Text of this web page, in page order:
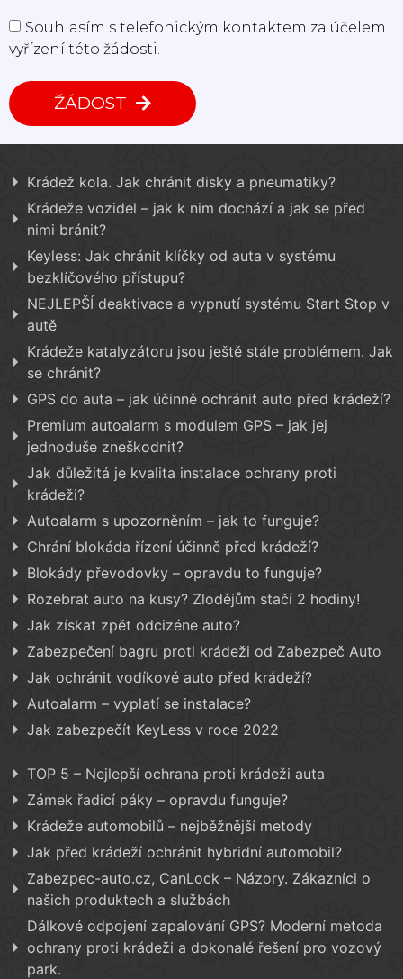
Souhlasím s telefonickým kontaktem za účelem
vyřízení této žádosti.
ŽÁDOST
Krádež kola. Jak chránit disky a pneumatiky?
Krádeže vozidel – jak k nim dochází a jak se před
nimi bránit?
Keyless: Jak chránit klíčky od auta v systému
bezklíčového přístupu?
NEJLEPŠÍ deaktivace a vypnutí systému Start Stop v
autě
Krádeže katalyzátoru jsou ještě stále problémem. Jak
se chránit?
GPS do auta – jak účinně ochránit auto před krádeží?
Premium autoalarm s modulem GPS – jak jej
jednoduše zneškodnit?
Jak důležitá je kvalita instalace ochrany proti
krádeži?
Autoalarm s upozorněním – jak to funguje?
Chrání blokáda řízení účinně před krádeží?
Blokády převodovky – opravdu to funguje?
Rozebrat auto na kusy? Zlodějům stačí 2 hodiny!
Jak získat zpět odcizéne auto?
Zabezpečení bagru proti krádeži od Zabezpeč Auto
Jak ochránit vodíkové auto před krádeží?
Autoalarm – vyplatí se instalace?
Jak zabezpečít KeyLess v roce 2022
TOP 5 – Nejlepší ochrana proti krádeži auta
Zámek řadicí páky – opravdu funguje?
Krádeže automobilů – nejběžnější metody
Jak před krádeží ochránit hybridní automobil?
Zabezpec-auto.cz, CanLock – Názory. Zákazníci o
našich produktech a službách
Dálkové odpojení zapalování GPS? Moderní metoda
ochrany proti krádeži a dokonalé řešení pro vozový
park.